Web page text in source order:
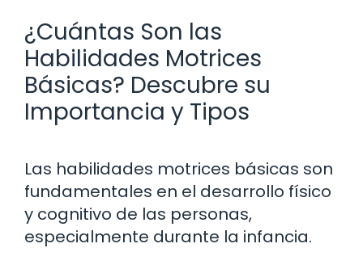
¿Cuántas Son las
Habilidades Motrices
Básicas? Descubre su
Importancia y Tipos
Las habilidades motrices básicas son
fundamentales en el desarrollo físico
y cognitivo de las personas,
especialmente durante la infancia.